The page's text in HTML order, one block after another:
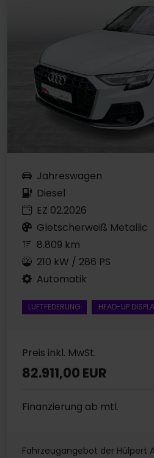
Jahreswagen
Diesel
EZ 02.2026
Gletscherweiß Metallic
8.809 km
210 kW / 286 PS
Automatik
LUFTFEDERUNG HEAD-UP
Preis inkl. MwSt.
82.911,00 EUR
Finanzierung ab mtl.
Fahrzeugangebot der Hülpert